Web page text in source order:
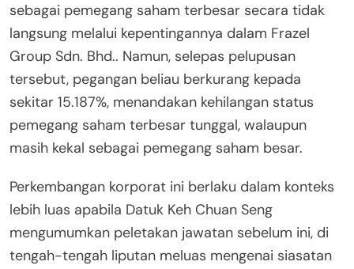
sebagai pemegang saham terbesar secara tidak
langsung melalui kepentingannya dalam Frazel
Group Sdn. Bhd.. Namun, selepas pelupusan
tersebut, pegangan beliau berkurang kepada
sekitar 15.187%, menandakan kehilangan status
pemegang saham terbesar tunggal, walaupun
masih kekal sebagai pemegang saham besar.
Perkembangan korporat ini berlaku dalam konteks
lebih luas apabila Datuk Keh Chuan Seng
mengumumkan peletakan jawatan sebelum ini, di
tengah-tengah liputan meluas mengenai siasatan